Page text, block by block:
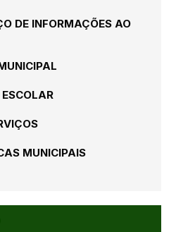
DE INFORMAÇÕES AO
MUNICIPAIS